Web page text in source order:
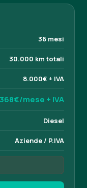
36 mesi
30.000 km totali
8.000€ + IVA
368€/mese + IVA
Diesel
Aziende / P.IVA